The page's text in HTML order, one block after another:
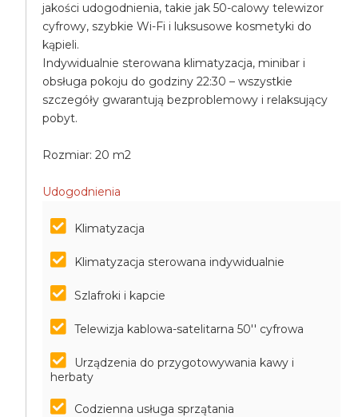
jakości udogodnienia, takie jak 50-calowy telewizor
cyfrowy, szybkie Wi-Fi i luksusowe kosmetyki do
kąpieli.
Indywidualnie sterowana klimatyzacja, minibar i
obsługa pokoju do godziny 22:30 – wszystkie
szczegóły gwarantują bezproblemowy i relaksujący
pobyt.
Rozmiar: 20 m2
Udogodnienia
Klimatyzacja
Klimatyzacja sterowana indywidualnie
Szlafroki i kapcie
Telewizja kablowa-satelitarna 50'' cyfrowa
Urządzenia do przygotowywania kawy i
herbaty
Codzienna usługa sprzątania